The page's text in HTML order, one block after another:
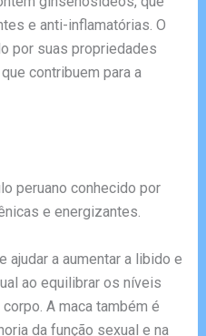
e anti-inflamatórias. O
por suas propriedades
contribuem para a
peruano conhecido por
e energizantes.
ajudar a aumentar a libido e
ao equilibrar os níveis
A maca também é
da função sexual e na